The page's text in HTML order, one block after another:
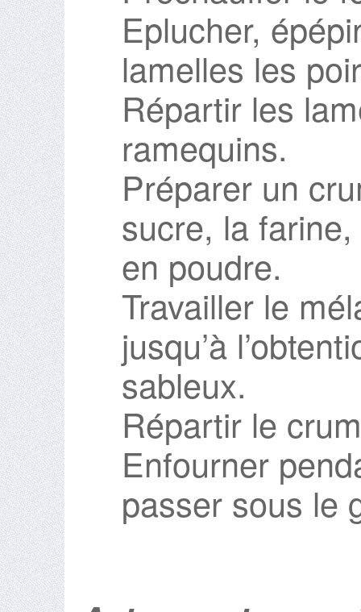
Eplucher,
lamelles les
Répartir les
ramequins.
Préparer un
sucre, la
en poudre.
Travailler le
jusqu’à
sableux.
Répartir le
Enfourner
passer sous le